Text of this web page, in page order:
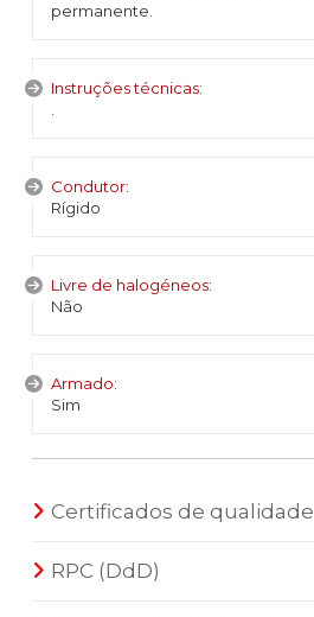
permanente.
Instruções técnicas:
Condutor:
Rígido
Livre de halogéneos:
Não
Armado:
Sim
Certificados de qualidade
RPC (DdD)